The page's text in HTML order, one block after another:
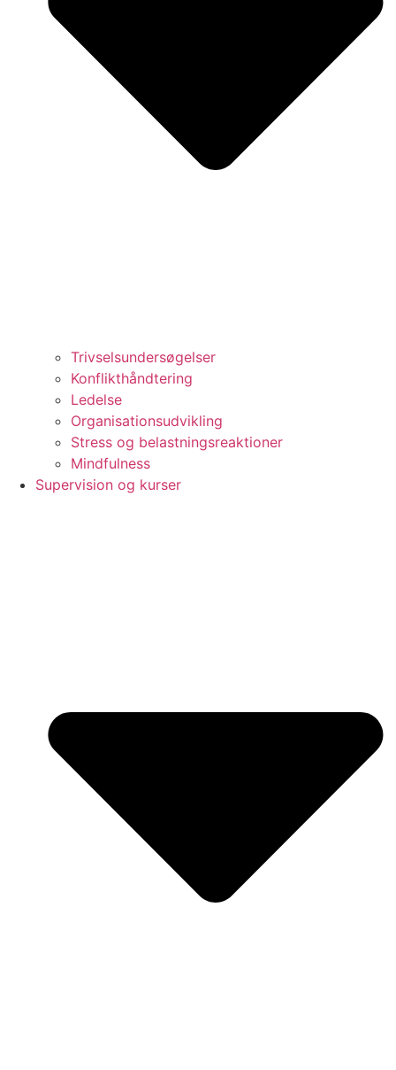
Trivselsundersøgelser
Konflikthåndtering
Ledelse
Organisationsudvikling
Stress og belastningsreaktioner
Mindfulness
Supervision og kurser